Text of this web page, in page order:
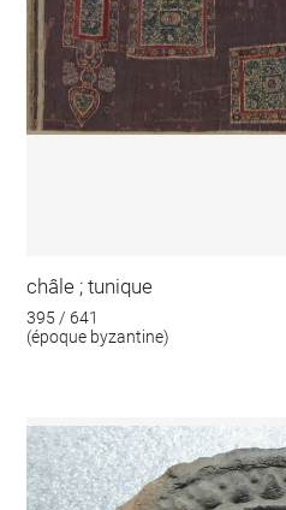
châle ; tunique
395 / 641
(époque byzantine)